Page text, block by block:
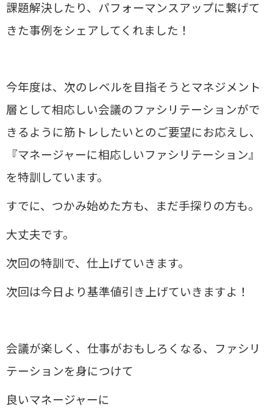
課題解決したり、パフォーマンスアップに繋げて
きた事例をシェアしてくれました！
今年度は、次のレベルを目指そうとマネジメント
層として相応しい会議のファシリテーションがで
きるように筋トレしたいとのご要望にお応えし、
『マネージャーに相応しいファシリテーション』
を特訓しています。
すでに、つかみ始めた方も、まだ手探りの方も。
大丈夫です。
次回の特訓で、仕上げていきます。
次回は今日より基準値引き上げていきますよ！
会議が楽しく、仕事がおもしろくなる、ファシリ
テーションを身につけて
良いマネージャーに